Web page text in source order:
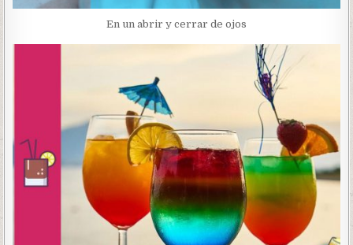
En un abrir y cerrar de ojos